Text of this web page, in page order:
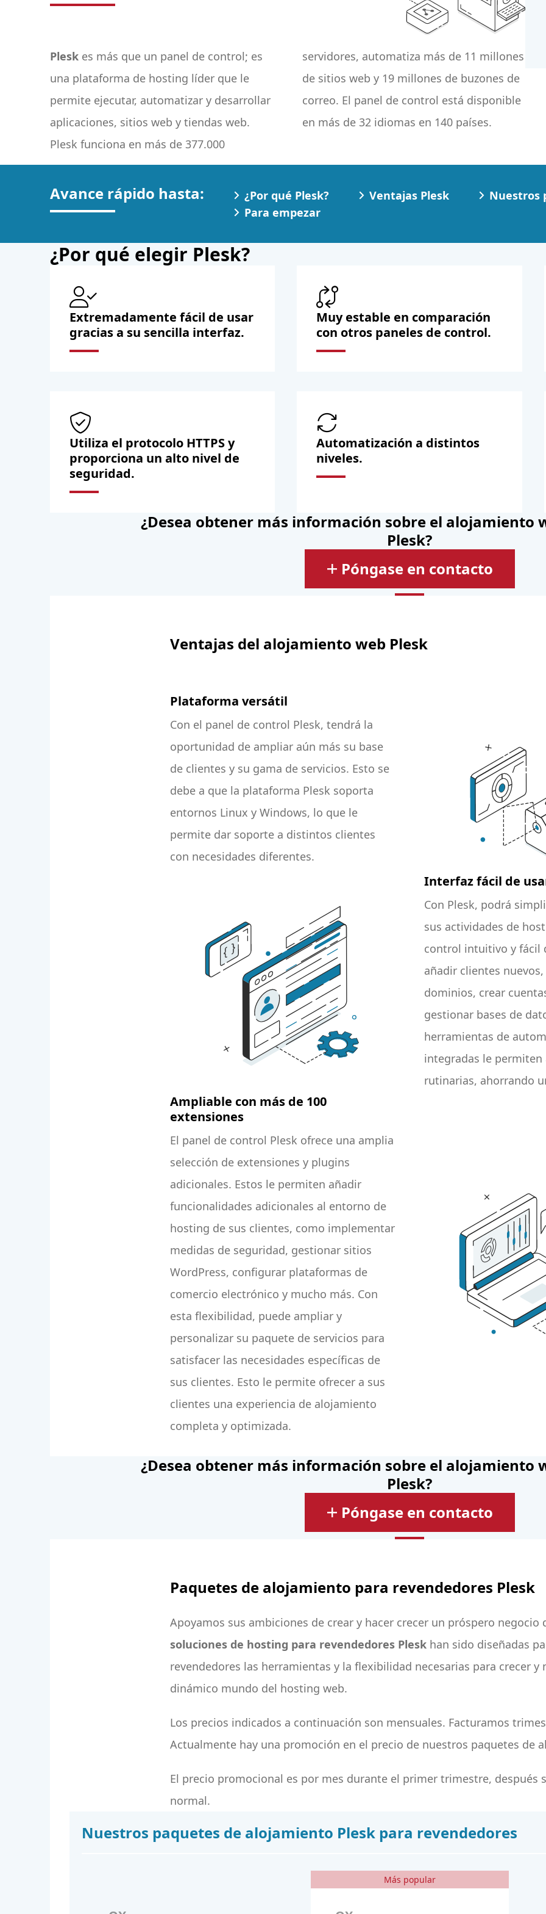
Plesk es más que un panel de control; es
una plataforma de hosting líder que le
permite ejecutar, automatizar y desarrollar
aplicaciones, sitios web y tiendas web.
Plesk funciona en más de 377.000
servidores, automatiza más de 11 millones
de sitios web y 19 millones de buzones de
correo. El panel de control está disponible
en más de 32 idiomas en 140 países.
Avance rápido hasta: ¿Por qué Plesk? Ventajas Plesk
Nuestros
Para empezar
¿Por qué elegir Plesk?
Extremadamente fácil de usar
gracias a su sencilla interfaz.
Muy estable en comparación
con otros paneles de control.
Utiliza el protocolo HTTPS y
proporciona un alto nivel de
seguridad.
Automatización a distintos
niveles.
¿Desea obtener más información sobre el alojamiento
Plesk?
Póngase en contacto
Ventajas del alojamiento web Plesk
Plataforma versátil
Con el panel de control Plesk, tendrá la
oportunidad de ampliar aún más su base
de clientes y su gama de servicios. Esto se
debe a que la plataforma Plesk soporta
entornos Linux y Windows, lo que le
permite dar soporte a distintos clientes
con necesidades diferentes.
Interfaz fácil de
Con Plesk, podrá
sus actividades de
control intuitivo y fácil
añadir clientes
dominios, crear
gestionar bases de
herramientas de
integradas le permiten
rutinarias, ahorrando
Ampliable con más de 100
extensiones
El panel de control Plesk ofrece una amplia
selección de extensiones y plugins
adicionales. Estos le permiten añadir
funcionalidades adicionales al entorno de
hosting de sus clientes, como implementar
medidas de seguridad, gestionar sitios
WordPress, configurar plataformas de
comercio electrónico y mucho más. Con
esta flexibilidad, puede ampliar y
personalizar su paquete de servicios para
satisfacer las necesidades específicas de
sus clientes. Esto le permite ofrecer a sus
clientes una experiencia de alojamiento
completa y optimizada.
¿Desea obtener más información sobre el alojamiento
Plesk?
Póngase en contacto
Paquetes de alojamiento para revendedores Plesk
Apoyamos sus ambiciones de crear y hacer crecer un próspero negocio
soluciones de hosting para revendedores Pleskhan sido diseñadas
revendedores las herramientas y la flexibilidad necesarias para crecer y
dinámico mundo del hosting web.
Los precios indicados a continuación son mensuales. Facturamos
Actualmente hay una promoción en el precio de nuestros paquetes de
El precio promocional es por mes durante el primer trimestre, después
normal.
Nuestros paquetes de alojamiento Plesk para revendedores
Más popular